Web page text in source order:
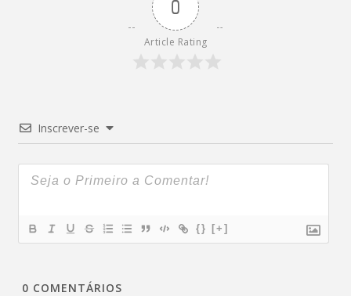
0
Article Rating
Inscrever-se
{} [+]
0 COMENTÁRIOS